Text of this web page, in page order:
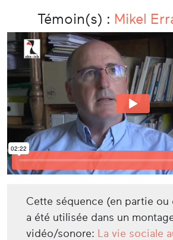
Témoin(s) : Mikel
Cette séquence (en partie ou
a été utilisée dans un
vidéo/sonore: La vie sociale